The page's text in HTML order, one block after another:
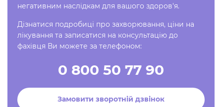
негативним наслідкам для вашого здоров'я.
Дізнатися подробиці про захворювання, ціни на
лікування та записатися на консультацію до
фахівця Ви можете за телефоном:
0 800 50 77 90
Замовити зворотній дзвінок